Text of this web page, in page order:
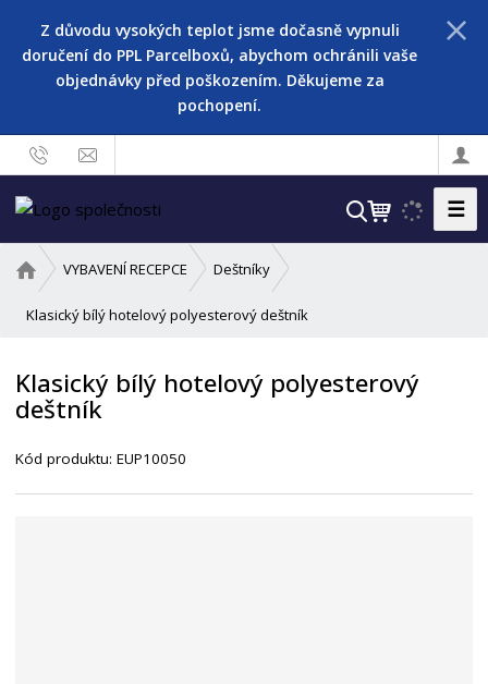
Z důvodu vysokých teplot jsme dočasně vypnuli
doručení do PPL Parcelboxů, abychom ochránili vaše
objednávky před poškozením. Děkujeme za
pochopení.
V
t
☰
v
o
í
s
r
VYBAVENÍ RECEPCE Deštníky
Klasický bílý hotelový polyesterový deštník
Klasický bílý hotelový polyesterový
deštník
Kód produktu:EUP10050